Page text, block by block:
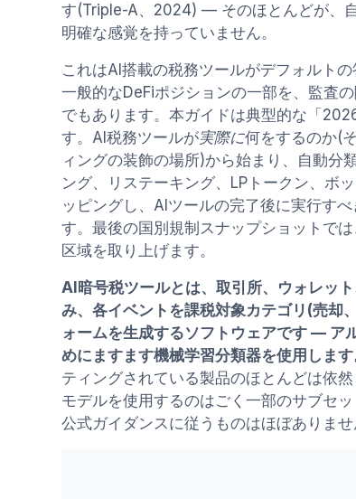
す(Triple-A、2024) — そのほとんどが、
明確な感覚を持っていません。
これはAI搭載の税務ツールがデフォルト
一般的なDeFiポジションの一部を、監査
でもあります。本ガイドは典型的な「
す。AI税務ツールが実際に何をするのか(
ィングの装飾の場所)から始まり、自動
ング、リステーキング、LPトークン、ボ
ッピングし、AIツールの完了後に実行す
す。最後の国別規制スナップショットで
区域を取り上げます。
AI暗号税ツールとは、取引所、ウォレッ
み、各イベントを課税対象カテゴリ(売却
ォームを生成するソフトウェアです — ア
めにますます機械学習分類器を使用します
ティングされている製品のほとんどは依
モデルを使用するのはごく一部のサブセ
公式ガイダンスに従うものはほぼありませ